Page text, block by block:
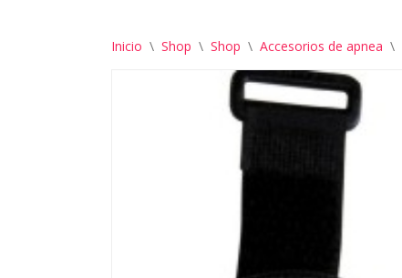
Inicio \ Shop \ Shop \ Accesorios de apnea \